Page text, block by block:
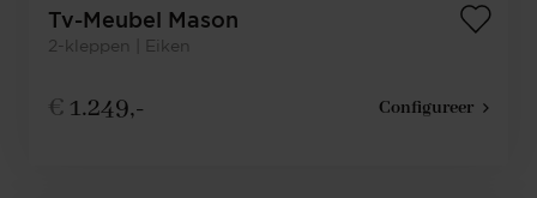
Tv-Meubel Mason
2-kleppen | Eiken
€ 1.249,- Configureer